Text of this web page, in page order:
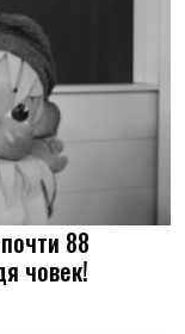
88
човек!